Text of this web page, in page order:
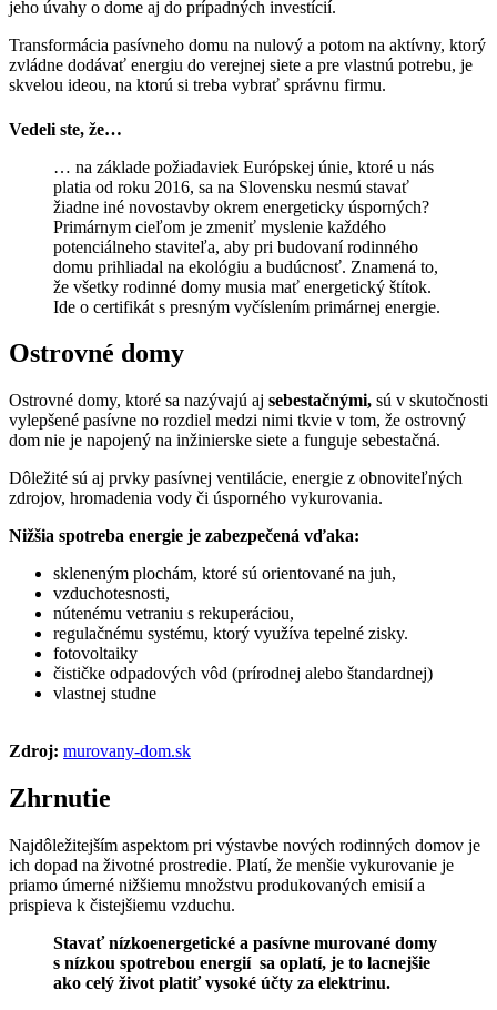
jeho úvahy o dome aj do prípadných investícií.
Transformácia pasívneho domu na nulový a potom na aktívny, ktorý
zvládne dodávať energiu do verejnej siete a pre vlastnú potrebu, je
skvelou ideou, na ktorú si treba vybrať správnu firmu.
Vedeli ste, že…
… na základe požiadaviek Európskej únie, ktoré u nás
platia od roku 2016, sa na Slovensku nesmú stavať
žiadne iné novostavby okrem energeticky úsporných?
Primárnym cieľom je zmeniť myslenie každého
potenciálneho staviteľa, aby pri budovaní rodinného
domu prihliadal na ekológiu a budúcnosť. Znamená to,
že všetky rodinné domy musia mať energetický štítok.
Ide o certifikát s presným vyčíslením primárnej energie.
Ostrovné domy
Ostrovné domy, ktoré sa nazývajú aj sebestačnými, sú v skutočnosti
vylepšené pasívne no rozdiel medzi nimi tkvie v tom, že ostrovný
dom nie je napojený na inžinierske siete a funguje sebestačná.
Dôležité sú aj prvky pasívnej ventilácie, energie z obnoviteľných
zdrojov, hromadenia vody či úsporného vykurovania.
Nižšia spotreba energie je zabezpečená vďaka:
skleneným plochám, ktoré sú orientované na juh,
vzduchotesnosti,
nútenému vetraniu s rekuperáciou,
regulačnému systému, ktorý využíva tepelné zisky.
fotovoltaiky
čističke odpadových vôd (prírodnej alebo štandardnej)
vlastnej studne
Zdroj: murovany-dom.sk
Zhrnutie
Najdôležitejším aspektom pri výstavbe nových rodinných domov je
ich dopad na životné prostredie. Platí, že menšie vykurovanie je
priamo úmerné nižšiemu množstvu produkovaných emisií a
prispieva k čistejšiemu vzduchu.
Stavať nízkoenergetické a pasívne murované domy
s nízkou spotrebou energií sa oplatí, je to lacnejšie
ako celý život platiť vysoké účty za elektrinu.